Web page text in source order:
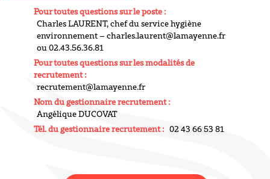
Pour toutes questions sur le poste :
Charles LAURENT, chef du service hygiène
environnement – charles.laurent@lamayenne.fr
ou 02.43.56.36.81
Pour toutes questions sur les modalités de
recrutement :
recrutement@lamayenne.fr
Nom du gestionnaire recrutement :
Angélique DUCOVAT
Tél. du gestionnaire recrutement : 02 43 66 53 81